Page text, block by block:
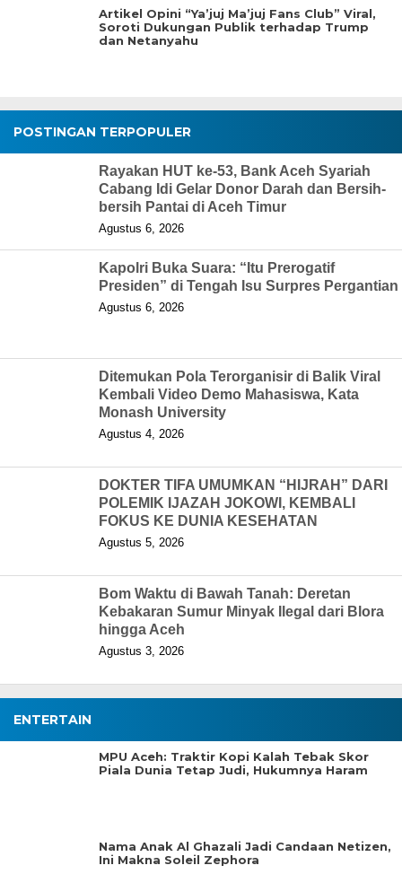
Artikel Opini “Ya’juj Ma’juj Fans Club” Viral,
Soroti Dukungan Publik terhadap Trump
dan Netanyahu
POSTINGAN TERPOPULER
Rayakan HUT ke-53, Bank Aceh Syariah
Cabang Idi Gelar Donor Darah dan Bersih-
bersih Pantai di Aceh Timur
Agustus 6, 2026
Kapolri Buka Suara: “Itu Prerogatif
Presiden” di Tengah Isu Surpres Pergantian
Agustus 6, 2026
Ditemukan Pola Terorganisir di Balik Viral
Kembali Video Demo Mahasiswa, Kata
Monash University
Agustus 4, 2026
DOKTER TIFA UMUMKAN “HIJRAH” DARI
POLEMIK IJAZAH JOKOWI, KEMBALI
FOKUS KE DUNIA KESEHATAN
Agustus 5, 2026
Bom Waktu di Bawah Tanah: Deretan
Kebakaran Sumur Minyak Ilegal dari Blora
hingga Aceh
Agustus 3, 2026
ENTERTAIN
MPU Aceh: Traktir Kopi Kalah Tebak Skor
Piala Dunia Tetap Judi, Hukumnya Haram
Nama Anak Al Ghazali Jadi Candaan Netizen,
Ini Makna Soleil Zephora